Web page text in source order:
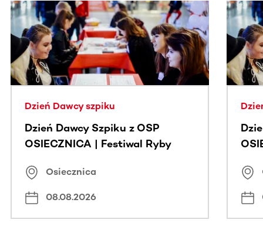
Ta sekcja zawiera treści przewijane w poziomie. Użyj
Dzień Dawcy szpiku
Dzień Dawcy Szpiku z OSP
OSIECZNICA | Festiwal Ryby
Osiecznica
08.08.2026